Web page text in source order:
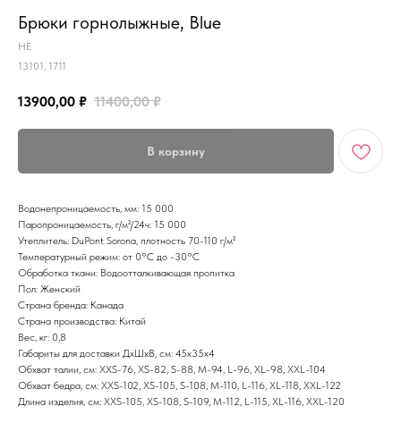
Брюки горнолыжные, Blue
HE
13101, 1711
13900,00 ₽ 11400,00 ₽
В корзину
Водонепроницаемость, мм: 15 000
Паропроницаемость, г/м²/24ч: 15 000
Утеплитель: DuPont Sorona, плотность 70-110 г/м²
Температурный режим: от 0°С до -30°С
Обработка ткани: Водоотталкивающая пропитка
Пол: Женский
Страна бренда: Канада
Страна производства: Китай
Вес, кг: 0,8
Габариты для доставки ДхШхВ, см: 45х35х4
Обхват талии, см: XXS-76, XS-82, S-88, M-94, L-96, XL-98, XXL-104
Обхват бедра, см: XXS-102, XS-105, S-108, M-110, L-116, XL-118, XXL-122
Длина изделия, см: XXS-105, XS-108, S-109, M-112, L-115, XL-116, XXL-120